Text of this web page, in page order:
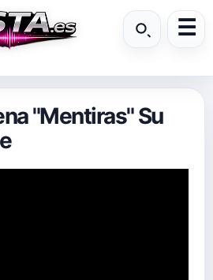
"Mentiras" Su